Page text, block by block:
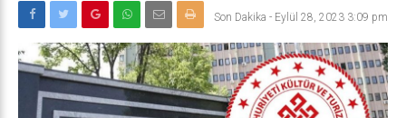
Son Dakika - Eylül 28, 2023 3:09 pm